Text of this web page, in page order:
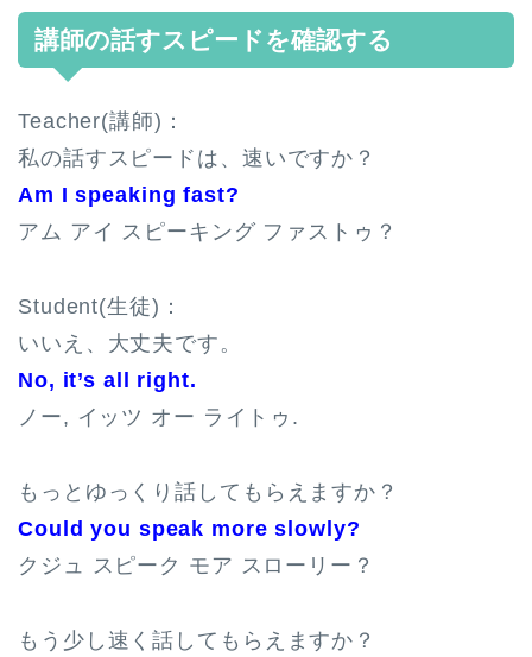
講師の話すスピードを確認する
Teacher(講師)：
私の話すスピードは、速いですか？
Am I speaking fast?
アム アイ スピーキング ファストゥ？
Student(生徒)：
いいえ、大丈夫です。
No, it’s all right.
ノー, イッツ オー ライトゥ.
もっとゆっくり話してもらえますか？
Could you speak more slowly?
クジュ スピーク モア スローリー？
もう少し速く話してもらえますか？